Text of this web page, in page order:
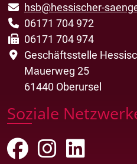
hsb@hessischer-
06171 704 972
06171 704 974
Geschäftsstelle
Mauerweg 25
61440 Oberursel
Soziale